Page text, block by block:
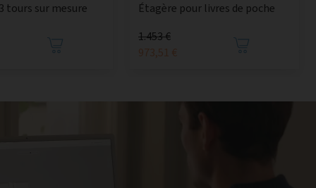
tours sur mesure
Étagère pour livres de poche
1.453 €
973,51 €